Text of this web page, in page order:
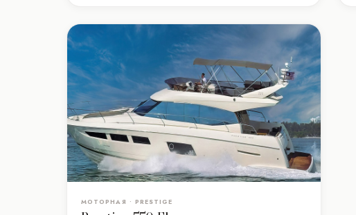
МОТОРНАЯ • PRESTIGE